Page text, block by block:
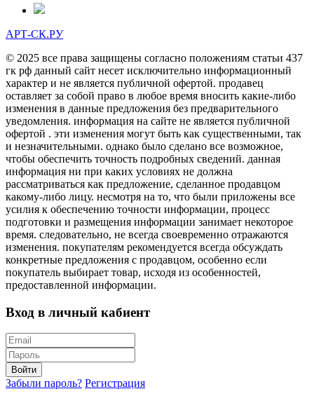
АРТ-СК.РУ
© 2025 все права защищены согласно положениям статьи 437
гк рф данный сайт несет исключительно информационный
характер и не является публичной офертой. продавец
оставляет за собой право в любое время вносить какие-либо
изменения в данные предложения без предварительного
уведомления. информация на сайте не является публичной
офертой . эти изменения могут быть как существенными, так
и незначительными. однако было сделано все возможное,
чтобы обеспечить точность подробных сведений. данная
информация ни при каких условиях не должна
рассматриваться как предложение, сделанное продавцом
какому-либо лицу. несмотря на то, что были приложены все
усилия к обеспечению точности информации, процесс
подготовки и размещения информации занимает некоторое
время. следовательно, не всегда своевременно отражаются
изменения. покупателям рекомендуется всегда обсуждать
конкретные предложения с продавцом, особенно если
покупатель выбирает товар, исходя из особенностей,
предоставленной информации.
Вход в личный кабиент
Войти
Забыли пароль? Регистрация